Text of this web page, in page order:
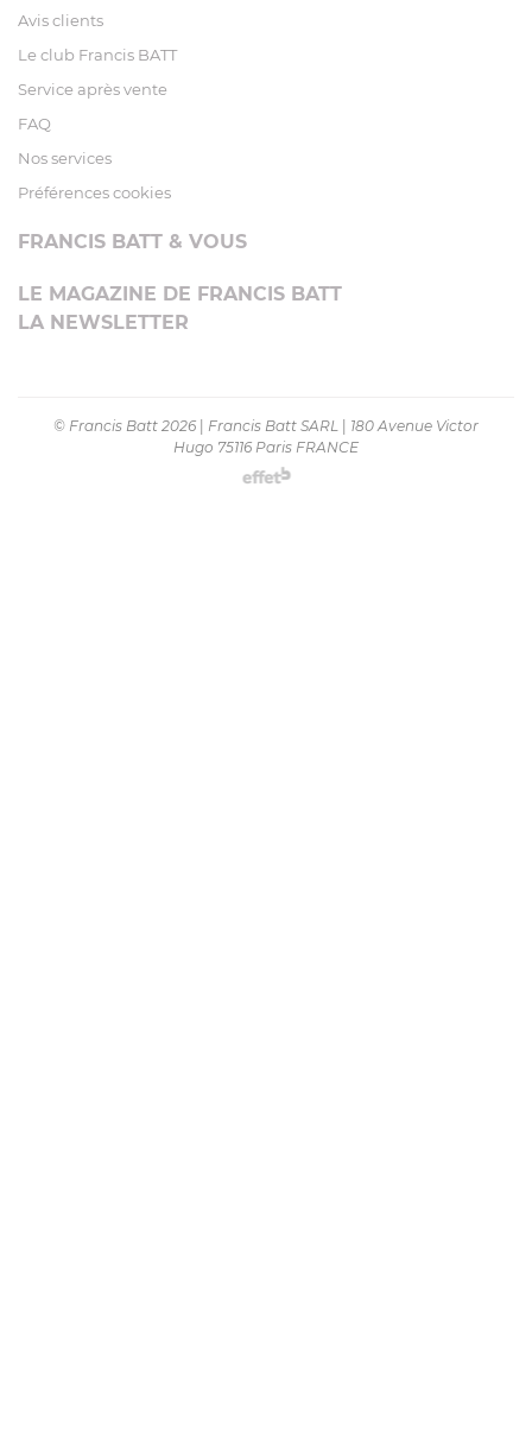
Avis clients
Le club Francis BATT
Service après vente
FAQ
Nos services
Préférences cookies
FRANCIS BATT & VOUS
LE MAGAZINE DE FRANCIS BATT
LA NEWSLETTER
© Francis Batt 2026 Francis Batt SARL
180 Avenue Victor
Hugo 75116 Paris FRANCE